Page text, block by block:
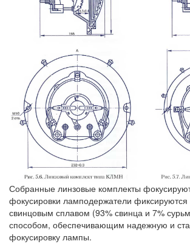
Собранные линзовые комплекты
фокусировки ламподержатели фиксируются
свинцовым сплавом (93% свинца и 7%
способом, обеспечивающим надежную и
фокусировку лампы.